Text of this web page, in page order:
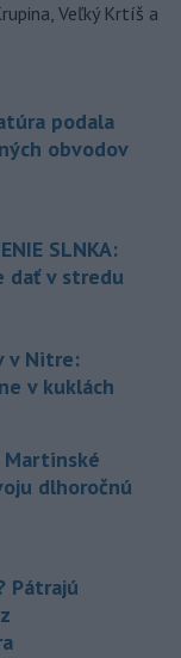
Veľký Krtíš a
podala
obvodov
SLNKA:
dať v stredu
v Nitre:
v kuklách
Martinské
dlhoročnú
Pátrajú